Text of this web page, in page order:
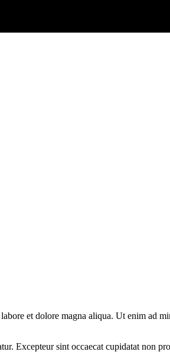
et dolore magna aliqua. Ut enim ad
Excepteur sint occaecat cupidatat non